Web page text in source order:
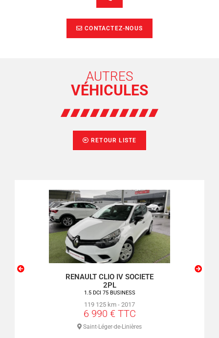
CONTACTEZ-NOUS
AUTRES
VÉHICULES
RETOUR LISTE
RENAULT CLIO IV SOCIETE
2PL
1.5 DCI 75 BUSINESS
119 125 km - 2017
6 990 € TTC
Saint-Léger-de-Linières